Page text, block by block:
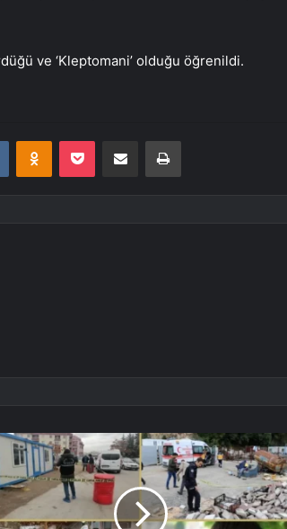
ve ‘Kleptomani’ olduğu öğrenildi.
VKontakteOdnoklassniki
Pocket E-Posta ile paylaş Yazdır